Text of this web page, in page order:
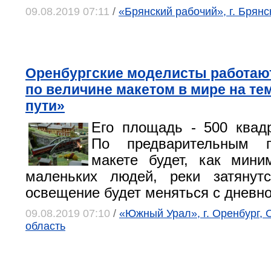
09.08.2019 07:11 / «Брянский рабочий», г.
Оренбургские моделисты
по величине макетом в мире на
пути»
Его площадь - 500
По предварительным
макете будет, как
маленьких людей, реки
освещение будет меняться с
09.08.2019 07:10 / «Южный Урал», г. Оренбург,
область